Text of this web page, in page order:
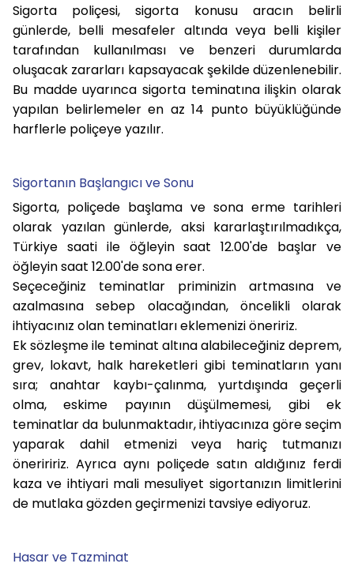
Sigorta poliçesi, sigorta konusu aracın belirli
günlerde, belli mesafeler altında veya belli kişiler
tarafından kullanılması ve benzeri durumlarda
oluşacak zararları kapsayacak şekilde düzenlenebilir.
Bu madde uyarınca sigorta teminatına ilişkin olarak
yapılan belirlemeler en az 14 punto büyüklüğünde
harflerle poliçeye yazılır.
Sigortanın Başlangıcı ve Sonu
Sigorta, poliçede başlama ve sona erme tarihleri
olarak yazılan günlerde, aksi kararlaştırılmadıkça,
Türkiye saati ile öğleyin saat 12.00'de başlar ve
öğleyin saat 12.00'de sona erer.
Seçeceğiniz teminatlar priminizin artmasına ve
azalmasına sebep olacağından, öncelikli olarak
ihtiyacınız olan teminatları eklemenizi öneririz.
Ek sözleşme ile teminat altına alabileceğiniz deprem,
grev, lokavt, halk hareketleri gibi teminatların yanı
sıra; anahtar kaybı-çalınma, yurtdışında geçerli
olma, eskime payının düşülmemesi, gibi ek
teminatlar da bulunmaktadır, ihtiyacınıza göre seçim
yaparak dahil etmenizi veya hariç tutmanızı
öneriririz. Ayrıca aynı poliçede satın aldığınız ferdi
kaza ve ihtiyari mali mesuliyet sigortanızın limitlerini
de mutlaka gözden geçirmenizi tavsiye ediyoruz.
Hasar ve Tazminat